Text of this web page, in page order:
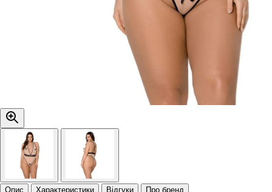
Опис Характеристики Відгуки Про бренд